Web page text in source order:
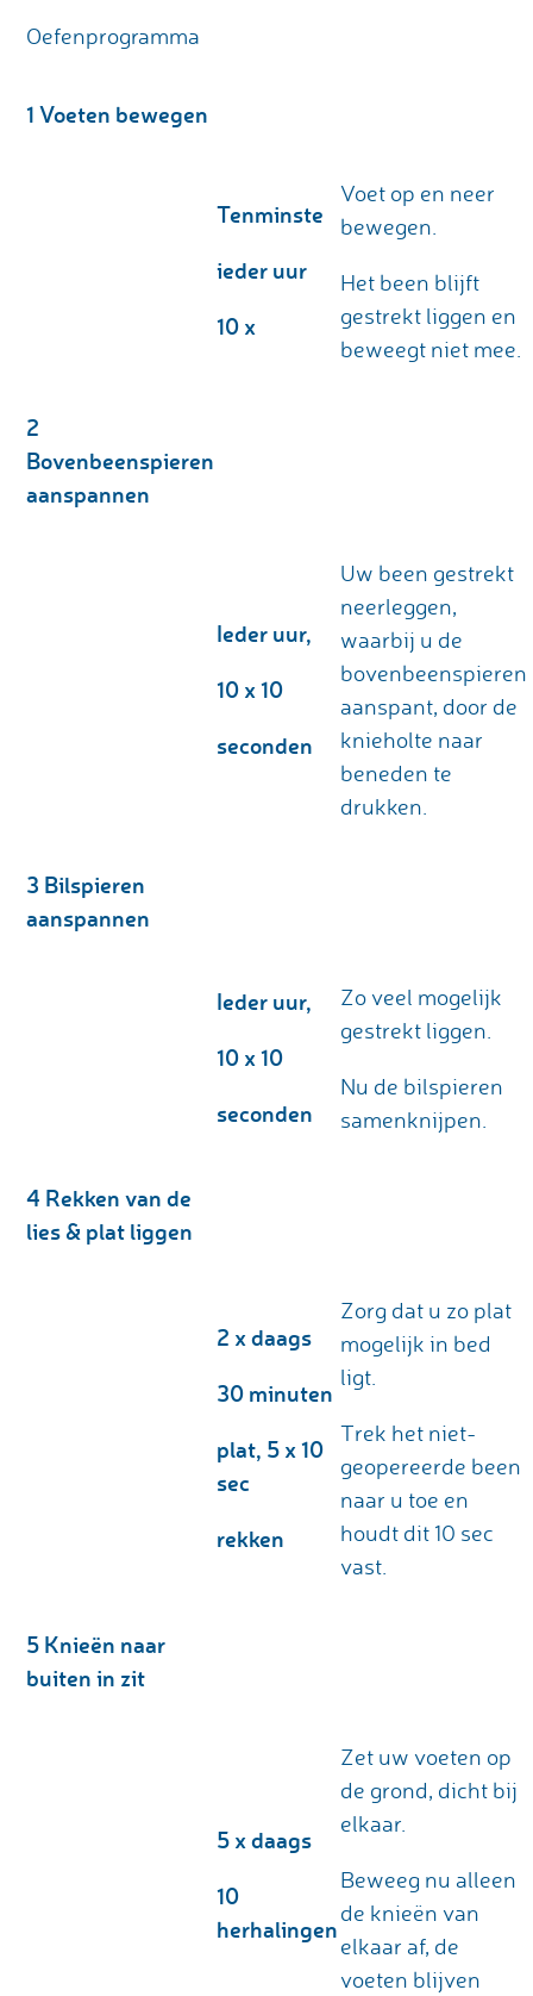
Oefenprogramma
1 Voeten bewegen
Tenminste
ieder uur
10 x
Voet op en neer
bewegen.
Het been blijft
gestrekt liggen en
beweegt niet mee.
2
Bovenbeenspieren
aanspannen
Ieder uur,
10 x 10
seconden
Uw been gestrekt
neerleggen,
waarbij u de
bovenbeenspieren
aanspant, door de
knieholte naar
beneden te
drukken.
3 Bilspieren
aanspannen
Ieder uur,
10 x 10
seconden
Zo veel mogelijk
gestrekt liggen.
Nu de bilspieren
samenknijpen.
4 Rekken van de
lies & plat liggen
2 x daags
30 minuten
plat, 5 x 10
sec
rekken
Zorg dat u zo plat
mogelijk in bed
ligt.
Trek het niet-
geopereerde been
naar u toe en
houdt dit 10 sec
vast.
5 Knieën naar
buiten in zit
5 x daags
10
herhalingen
Zet uw voeten op
de grond, dicht bij
elkaar.
Beweeg nu alleen
de knieën van
elkaar af, de
voeten blijven